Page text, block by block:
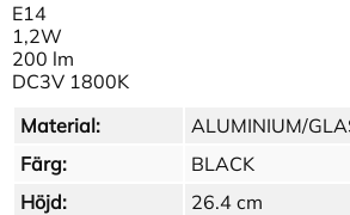
E14
1,2W
200 lm
DC3V 1800K
Material:
ALUMINIUM/
Färg:
BLACK
Höjd:
26.4 cm